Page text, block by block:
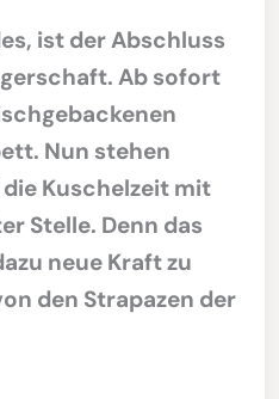
ist der Abschluss
Ab sofort
Nun stehen
Kuschelzeit mit
Stelle. Denn das
neue Kraft zu
den Strapazen der